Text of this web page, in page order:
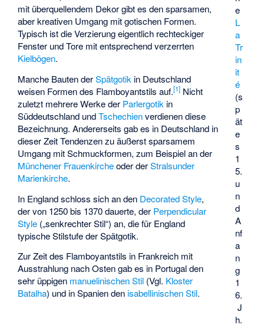
e
L
a
Tr
in
it
é
(s
p
ät
e
s
1
5.
u
n
d
A
nf
a
n
g
1
6.
J
h.
mit überquellendem Dekor gibt es den sparsamen,
aber kreativen Umgang mit gotischen Formen.
Typisch ist die Verzierung eigentlich rechteckiger
Fenster und Tore mit entsprechend verzerrten
Kielbögen.
Manche Bauten derSpätgotik in Deutschland
weisen Formen des Flamboyantstils auf.[1] Nicht
zuletzt mehrere Werke der Parlergotik in
Süddeutschland undTschechienverdienen diese
Bezeichnung. Andererseits gab es in Deutschland in
dieser Zeit Tendenzen zu äußerst sparsamem
Umgang mit Schmuckformen, zum Beispiel an der
Münchener Frauenkircheoder derStralsunder
Marienkirche.
In England schloss sich an den Decorated Style,
der von 1250 bis 1370 dauerte, der Perpendicular
Style („senkrechter Stil“) an, die für England
typische Stilstufe der Spätgotik.
Zur Zeit des Flamboyantstils in Frankreich mit
Ausstrahlung nach Osten gab es in Portugal den
sehr üppigen manuelinischen Stil (Vgl. Kloster
Batalha) und in Spanien den isabellinischen Stil.